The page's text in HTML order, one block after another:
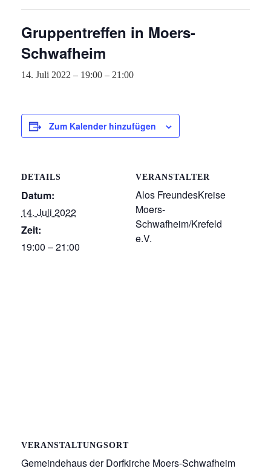
Gruppentreffen in Moers-
Schwafheim
14. Juli 2022 – 19:00 – 21:00
Zum Kalender hinzufügen
DETAILS
Datum:
14. Juli 2022
Zeit:
19:00 – 21:00
VERANSTALTER
Alos FreundesKreise
Moers-
Schwafheim/Krefeld
e.V.
VERANSTALTUNGSORT
Gemeindehaus der Dorfkirche Moers-Schwafheim